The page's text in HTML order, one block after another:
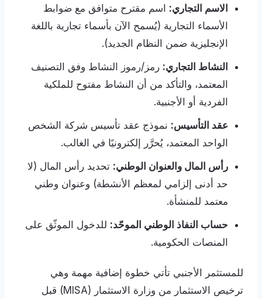
الاسم التجاري: اسم مقترح متوافق مع ضوابط
الأسماء التجارية (يُسمح الآن بأسماء تجارية باللغة
الإنجليزية ضمن النظام الجديد).
النشاط التجاري: رمز/رموز النشاط وفق التصنيف
المعتمد، والتأكد من أن النشاط مفتوح للملكية
الفردية أو الأجنبية.
عقد التأسيس: نموذج عقد تأسيس شركة الشخص
الواحد المعتمد، يُحرَّر إلكترونيًا في الغالب.
رأس المال والعنوان الوطني: تحديد رأس المال (لا
حد أدنى إلزامي لمعظم الأنشطة) وعنوان وطني
معتمد للمنشأة.
حساب النفاذ الوطني الموحّد: للدخول الموثّق على
المنصات الحكومية.
للمستثمر الأجنبي تأتي خطوة إضافية مهمة وهي
ترخيص الاستثمار من وزارة الاستثمار (MISA) قبل